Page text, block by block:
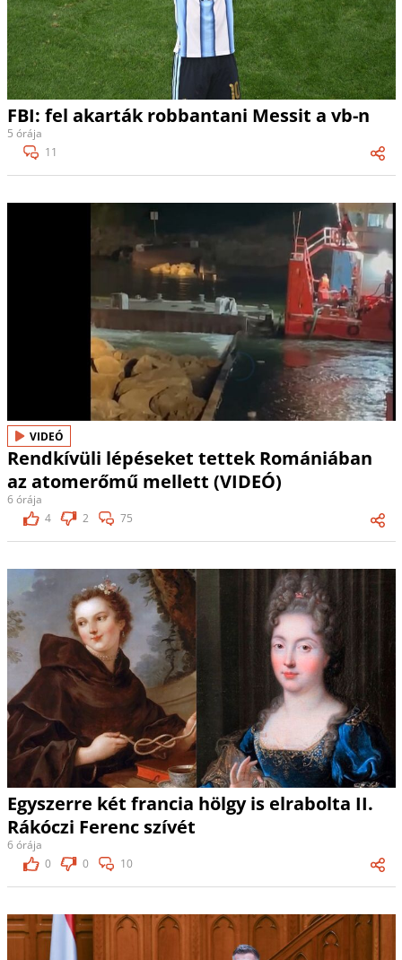
FBI: fel akarták robbantani Messit a vb-n
5 órája
11
VIDEÓ
Rendkívüli lépéseket tettek Romániában
az atomerőmű mellett (VIDEÓ)
6 órája
4
2 75
Egyszerre két francia hölgy is elrabolta II.
Rákóczi Ferenc szívét
6 órája
0
0 10